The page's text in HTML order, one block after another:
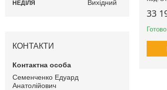
33
НЕДІЛЯ Вихідний
КОНТАКТИ
Семенченко Едуард
Анатолійович